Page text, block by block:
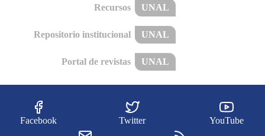
Recursos UNAL
Repositorio institucional UNAL
Portal de revistas UNAL
Facebook Twitter YouTube